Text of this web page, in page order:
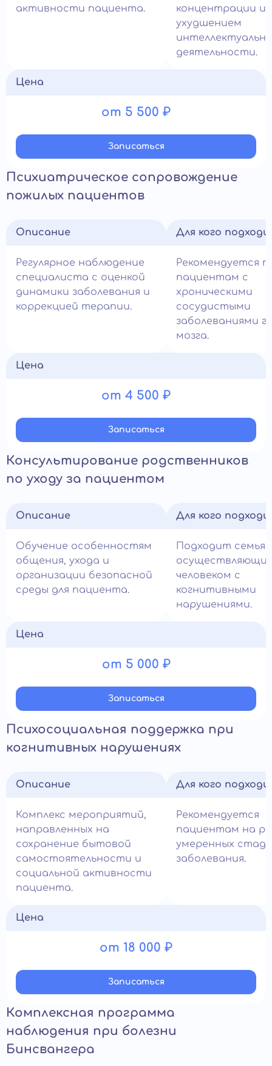
активности пациента.
концентрации и
ухудшением
деятельности.
Цена
от 5 500 ₽
Записатьcя
Психиатрическое сопровождение
пожилых пациентов
Описание
Регулярное наблюдение
специалиста с оценкой
динамики заболевания и
коррекцией терапии.
Для кого
Рекомендуется
пациентам с
хроническими
сосудистыми
заболеваниями
мозга.
Цена
от 4 500 ₽
Записатьcя
Консультирование родственников
по уходу за пациентом
Описание
Обучение особенностям
общения, ухода и
организации безопасной
среды для пациента.
Для кого
Подходит
человеком с
когнитивными
нарушениями.
Цена
от 5 000 ₽
Записатьcя
Психосоциальная поддержка при
когнитивных нарушениях
Описание
Комплекс мероприятий,
направленных на
сохранение бытовой
самостоятельности и
социальной активности
пациента.
Для кого
Рекомендуется
пациентам на
умеренных
заболевания.
Цена
от 18 000 ₽
Записатьcя
Комплексная программа
наблюдения при болезни
Бинсвангера